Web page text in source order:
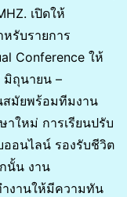
เปิดให้
รับรายการ
Conference ให้
มิถุนายน –
มัยพร้อมทีมงาน
ใหม่ การเรียนปรับ
อนไลน์ รองรับชีวิต
นั้น งาน
งานให้มีความทัน